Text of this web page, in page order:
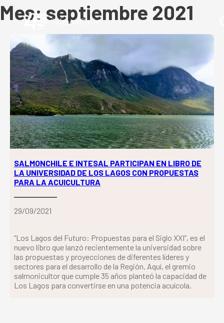
Mes: septiembre 2021
SALMONCHILE E INTESAL PARTICIPAN EN LIBRO DE
LA UNIVERSIDAD DE LOS LAGOS CON PROPUESTAS
PARA LA ACUICULTURA
29/09/2021
“Los Lagos del Futuro: Propuestas para el Siglo XXI”, es el
nuevo libro que lanzó recientemente la universidad sobre
las propuestas y proyecciones de diferentes líderes y
sectores para el desarrollo de la Región. Aquí, el gremio
salmonicultor que cumple 35 años planteó la capacidad de
Los Lagos para convertirse en una potencia acuícola.